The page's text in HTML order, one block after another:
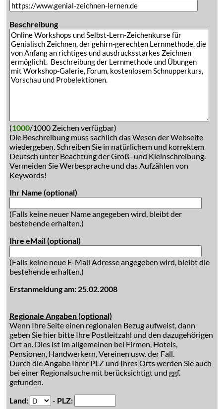
Beschreibung
(1000/1000 Zeichen verfügbar)
Die Beschreibung muss sachlich das Wesen der Webseite
wiedergeben. Schreiben Sie in natürlichem und korrektem
Deutsch unter Beachtung der Groß- und Kleinschreibung.
Vermeiden Sie Werbesprache und das Aufzählen von
Keywords!
Ihr Name (optional)
(Falls keine neuer Name angegeben wird, bleibt der
bestehende erhalten.)
Ihre eMail (optional)
(Falls keine neue E-Mail Adresse angegeben wird, bleibt die
bestehende erhalten.)
Erstanmeldung am: 25.02.2008
Regionale Angaben (optional)
Wenn Ihre Seite einen regionalen Bezug aufweist, dann
geben Sie hier bitte Ihre Postleitzahl und den dazugehörigen
Ort an. Dies ist im allgemeinen bei Firmen, Hotels,
Pensionen, Handwerkern, Vereinen usw. der Fall.
Durch die Angabe Ihrer PLZ und Ihres Orts werden Sie auch
bei einer Regionalsuche mit berücksichtigt und ggf.
gefunden.
Land:
- PLZ: